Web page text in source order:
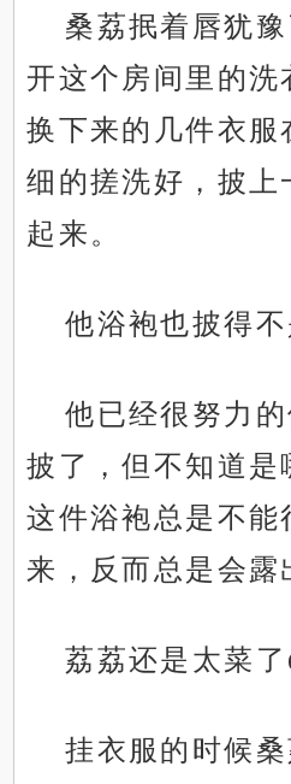
桑荔抿着唇犹
开这个房间里的洗
换下来的几件衣服
细的搓洗好，披上
起来。
他浴袍也披得不
他已经很努力
披了，但不知道是
这件浴袍总是不能
来，反而总是会露
荔荔还是太菜了
挂衣服的时候